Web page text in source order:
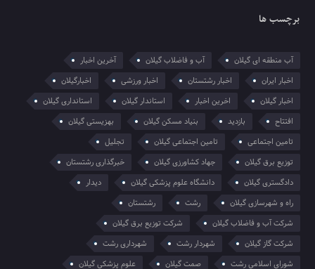
برچسب ها
آب منطقه ای گیلان آب و فاضلاب گیلان
آخرین اخبار
اخبار ایران
اخبار رشتستان اخبار ورزشی
اخبارگیلان
اخبار گیلان
اخرین اخبار استاندار گیلان
استانداری گیلان
افتتاح
بازدید بنیاد مسکن گیلان
بهزیستی گیلان
تامین اجتماعی
تامین اجتماعی گیلان
تجلیل
توزیع برق گیلان
جهاد کشاورزی گیلان
خبرگذاری رشتستان
دادگستری گیلان
دانشگاه علوم پزشکی گیلان
دیدار
راه و شهرسازی گیلان
رشت
رشتستان
شرکت آب و فاضلاب گیلان
شرکت توزیع برق گیلان
شرکت گاز گیلان
شهردار رشت
شهرداری رشت
شورای اسلامی رشت
صمت گیلان علوم پزشکی گیلان